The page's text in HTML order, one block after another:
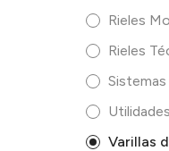
Rieles
Rieles
Varillas